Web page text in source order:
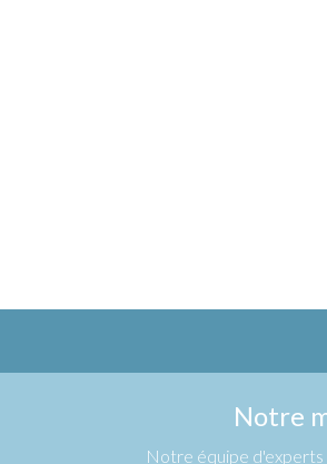
Notre
Notre équipe